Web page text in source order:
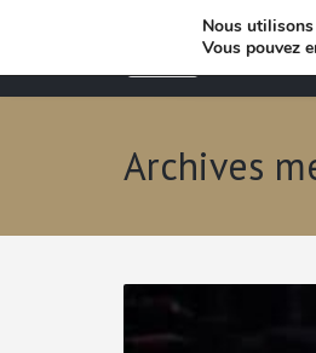
Archives
Nous
Vous pouvez